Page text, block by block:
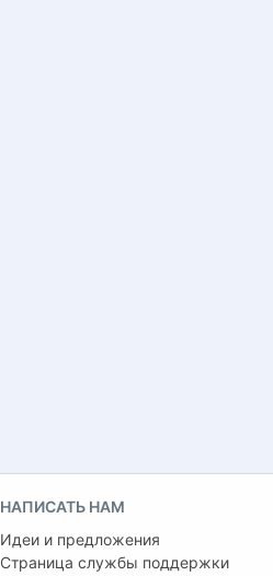
НАПИСАТЬ НАМ
Идеи и предложения
Страница службы поддержки